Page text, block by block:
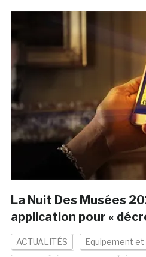
La Nuit Des Musées
application pour «
ACTUALITÉS Equipement